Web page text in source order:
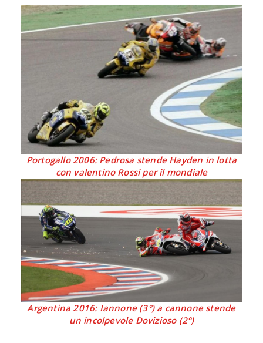
Portogallo 2006: Pedrosa stende Hayden in lotta
con valentino Rossi per il mondiale
Argentina 2016: Iannone (3°) a cannone stende
un incolpevole Dovizioso (2°)